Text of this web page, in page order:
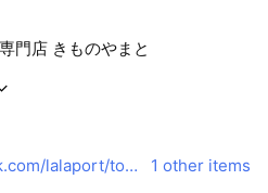
門店 きものやまと
mitsui-shopping-park.com/lalaport/togo/shopguide/1630882.html
1 other items